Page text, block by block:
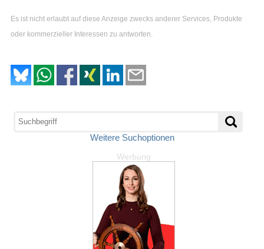
Es ist nicht erlaubt auf diese Anzeige zwecks anderer Services, Produkte
oder kommerzieller Interessen zu antworten.
Weitere Suchoptionen
Werbung